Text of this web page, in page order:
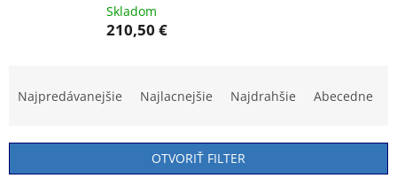
Skladom
210,50 €
n
i
Najpredávanejšie Najlacnejšie Najdrahšie Abecedne
OTVORIŤ FILTER